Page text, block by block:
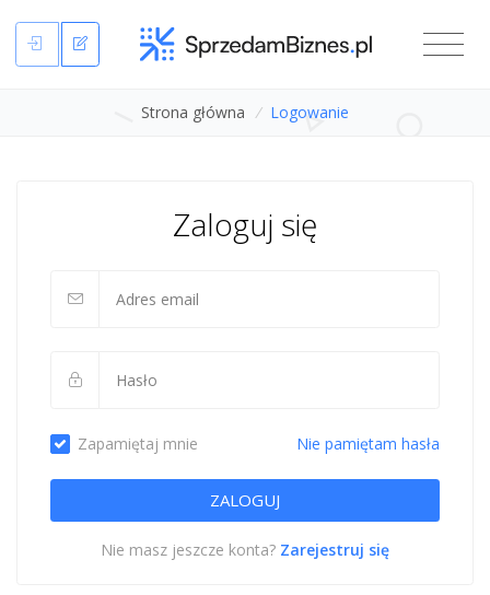
Strona główna / Logowanie
Zaloguj się
Zapamiętaj mnie Nie pamiętam hasła
Nie masz jeszcze konta? Zarejestruj się